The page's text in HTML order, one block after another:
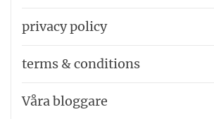
privacy policy
terms & conditions
Våra bloggare